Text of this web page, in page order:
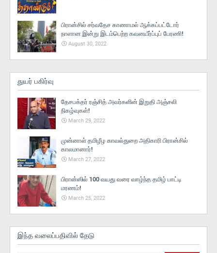
பிரான்சில் சர்வதேச காணாமல் ஆக்கப்பட்டோர்
நாளான இன்று இடம்பெற்ற கவனயீர்ப்புப் பேரணி!
August 30, 2022
துயர் பகிர்வு
தேசபக்தர் ரஞ்சித் அவர்களின் இறுதி அஞ்சலி
நிகழ்வுகள்!
March 29, 2022
முன்னாள் தமிழீழ காவல்துறை அதிகாரி பிரான்சில்
காலமானார்!
March 27, 2022
பிரான்ஸில் 100 வயது வரை வாழ்ந்த தமிழ் பாட்டி
மரணம்!
March 25, 2022
இந்த வலைப்பதிவில் தேடு